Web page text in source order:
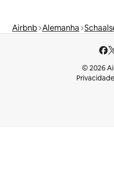
Airbnb Alemanha
© 2026
Privacidade